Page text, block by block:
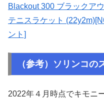
Blackout 300 ブラックア
テニスラケット
ント]
（参考）ソリンコの
2022年４月時点でキモニ